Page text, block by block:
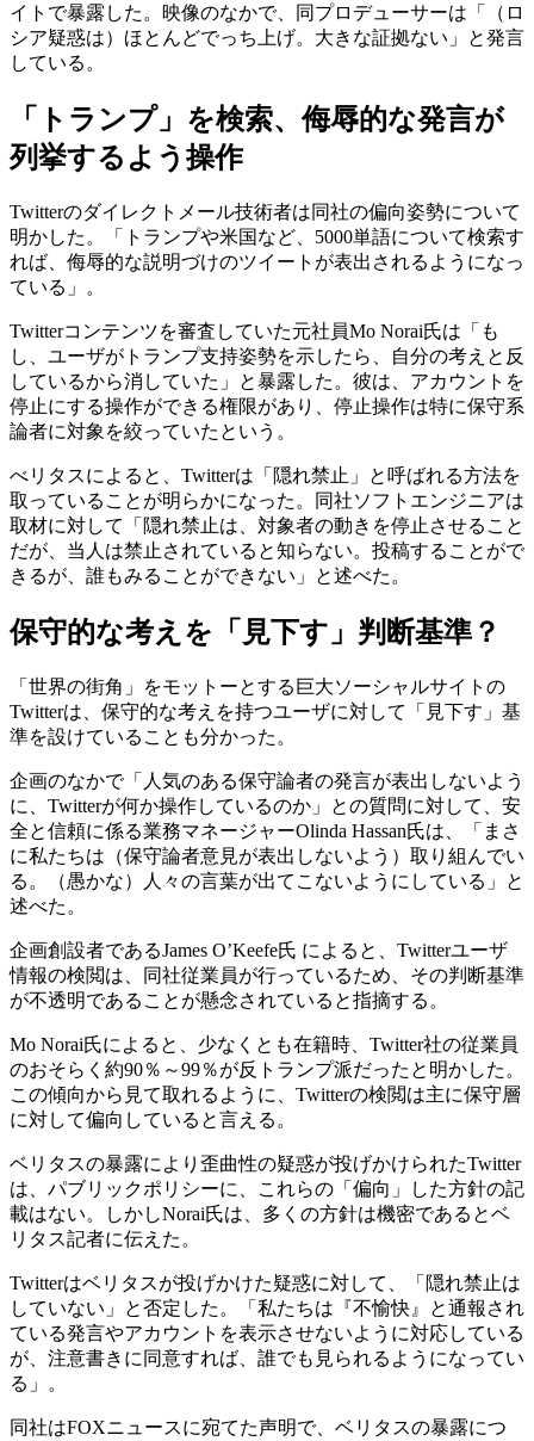
イトで暴露した。映像のなかで、同プロデューサーは「（ロ
シア疑惑は）ほとんどでっち上げ。大きな証拠ない」と発言
している。
「トランプ」を検索、侮辱的な発言が
列挙するよう操作
Twitterのダイレクトメール技術者は同社の偏向姿勢について
明かした。「トランプや米国など、5000単語について検索す
れば、侮辱的な説明づけのツイートが表出されるようになっ
ている」。
Twitterコンテンツを審査していた元社員Mo Norai氏は「も
し、ユーザがトランプ支持姿勢を示したら、自分の考えと反
しているから消していた」と暴露した。彼は、アカウントを
停止にする操作ができる権限があり、停止操作は特に保守系
論者に対象を絞っていたという。
べリタスによると、Twitterは「隠れ禁止」と呼ばれる方法を
取っていることが明らかになった。同社ソフトエンジニアは
取材に対して「隠れ禁止は、対象者の動きを停止させること
だが、当人は禁止されていると知らない。投稿することがで
きるが、誰もみることができない」と述べた。
保守的な考えを「見下す」判断基準？
「世界の街角」をモットーとする巨大ソーシャルサイトの
Twitterは、保守的な考えを持つユーザに対して「見下す」基
準を設けていることも分かった。
企画のなかで「人気のある保守論者の発言が表出しないよう
に、Twitterが何か操作しているのか」との質問に対して、安
全と信頼に係る業務マネージャーOlinda Hassan氏は、「まさ
に私たちは（保守論者意見が表出しないよう）取り組んでい
る。（愚かな）人々の言葉が出てこないようにしている」と
述べた。
企画創設者であるJames O’Keefe氏 によると、Twitterユーザ
情報の検閲は、同社従業員が行っているため、その判断基準
が不透明であることが懸念されていると指摘する。
Mo Norai氏によると、少なくとも在籍時、Twitter社の従業員
のおそらく約90％～99％が反トランプ派だったと明かした。
この傾向から見て取れるように、Twitterの検閲は主に保守層
に対して偏向していると言える。
ベリタスの暴露により歪曲性の疑惑が投げかけられたTwitter
は、パブリックポリシーに、これらの「偏向」した方針の記
載はない。しかしNorai氏は、多くの方針は機密であるとベ
リタス記者に伝えた。
Twitterはベリタスが投げかけた疑惑に対して、「隠れ禁止は
していない」と否定した。「私たちは『不愉快』と通報され
ている発言やアカウントを表示させないように対応している
が、注意書きに同意すれば、誰でも見られるようになってい
る」。
同社はFOXニュースに宛てた声明で、ベリタスの暴露につ